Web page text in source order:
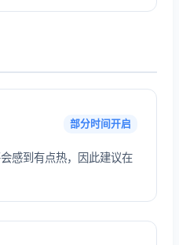
部分时间开启
感到有点热，因此建议在